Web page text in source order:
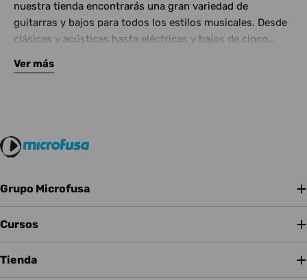
nuestra tienda encontrarás una gran variedad de
guitarras y bajos para todos los estilos musicales. Desde
clásicas y acústicas hasta eléctricas y bajos de cinco
Complementa tu instrumento con amplificadores de
Ver más
Grupo Microfusa
Cursos
Tienda